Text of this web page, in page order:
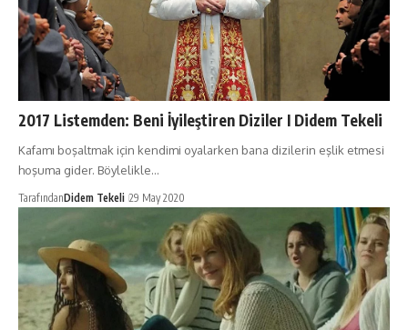
2017 Listemden: Beni İyileştiren Diziler I Didem Tekeli
Kafamı boşaltmak için kendimi oyalarken bana dizilerin eşlik etmesi
hoşuma gider. Böylelikle…
TarafındanDidem Tekeli 29 May 2020